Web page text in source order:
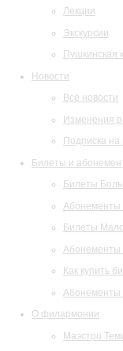
Лекции
Экскурсии
Пушкинская
Новости
Все новости
Изменения
Подписка на
Билеты и
Билеты
Абонементы
Билеты
Абонементы
Как купить
Абонементы
О филармонии
Маэстро